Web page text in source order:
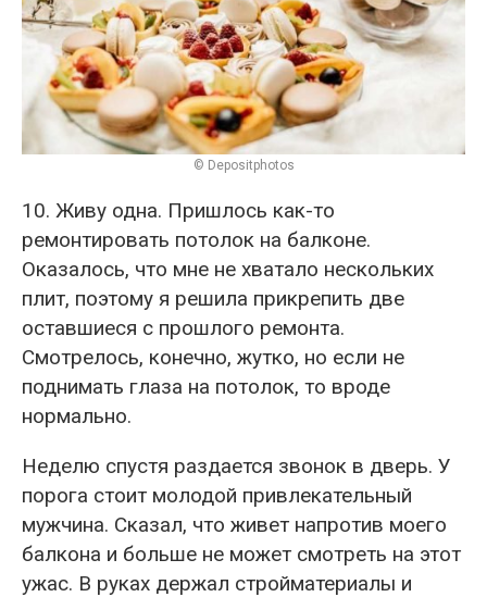
© Depositphotos
10. Живу одна. Пришлось как-то
ремонтировать потолок на балконе.
Оказалось, что мне не хватало нескольких
плит, поэтому я решила прикрепить две
оставшиеся с прошлого ремонта.
Смотрелось, конечно, жутко, но если не
поднимать глаза на потолок, то вроде
нормально.
Неделю спустя раздается звонок в дверь. У
порога стоит молодой привлекательный
мужчина. Сказал, что живет напротив моего
балкона и больше не может смотреть на этот
ужас. В руках держал стройматериалы и